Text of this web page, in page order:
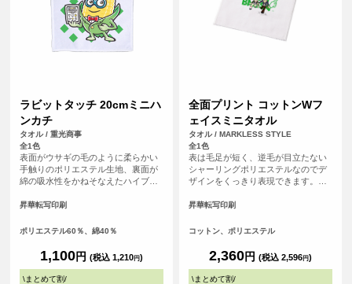
ラビットタッチ 20cmミニハ
ンカチ
タオル / 重光商事
全1色
表面がウサギの毛のように柔らかい
手触りのポリエステル生地、裏面が
綿の吸水性をかねそなえたハイブリ
昇華転写印刷
ポリエステル60％、綿40％
1,100円 (税込 1,210円)
\まとめて割/
全面プリント コットンWフ
ェイスミニタオル
タオル / MARKLESS STYLE
全1色
表は毛足が短く、逆毛が目立たない
シャーリングポリエステルなのでデ
ザインをくっきり表現できます。裏
ある程度の厚みが維持され、吸水性
昇華転写印刷
コットン、ポリエステル
2,360円 (税込 2,596円)
\まとめて割/